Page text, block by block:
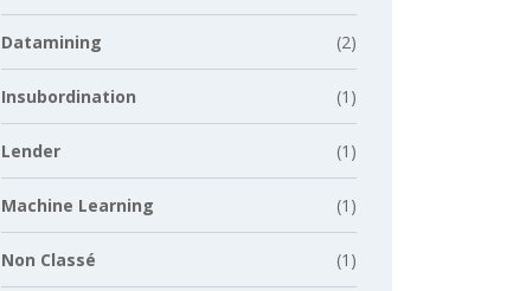
Datamining (2)
Insubordination (1)
Lender (1)
Machine Learning (1)
Non Classé (1)